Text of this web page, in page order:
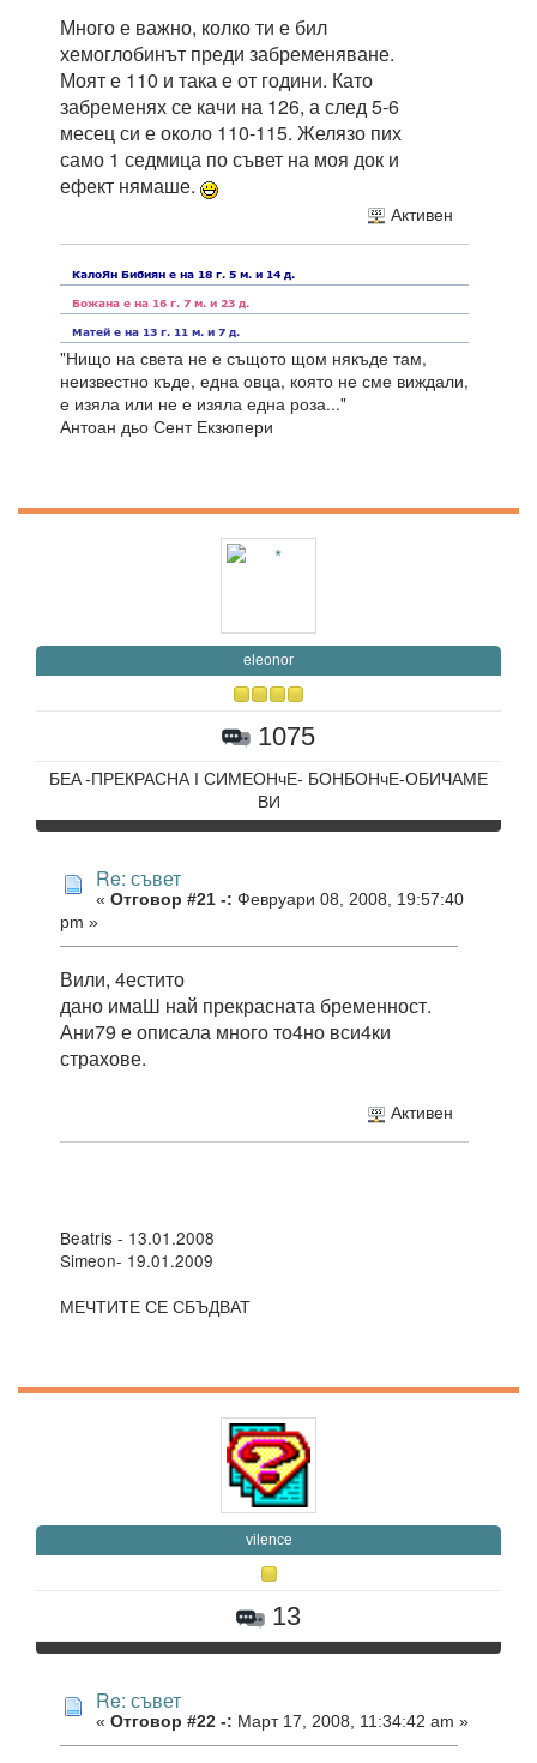
Много е важно, колко ти е бил
хемоглобинът преди забременяване.
Моят е 110 и така е от години. Като
забременях се качи на 126, а след 5-6
месец си е около 110-115. Желязо пих
само 1 седмица по съвет на моя док и
ефект нямаше.
Активен
"Нищо на света не е същото щом някъде там,
неизвестно къде, една овца, която не сме виждали,
е изяла или не е изяла една роза..."
Антоан дьо Сент Екзюпери
eleonor
1075
БEA -ПРЕКРАСНА I CИМЕОНчЕ- БОНБОНчЕ-ОБИЧАМЕ
ВИ
Re: съвет
« Отговор #21 -: Февруари 08, 2008, 19:57:40
pm »
Вили, 4естито
дано имаШ най прекрасната бременност.
Ани79 е описала много то4но вси4ки
страхове.
Активен
Beatris - 13.01.2008
Simeon- 19.01.2009
МЕЧТИТЕ СЕ СБЪДВАТ
vilence
13
Re: съвет
« Отговор #22 -: Март 17, 2008, 11:34:42 am »